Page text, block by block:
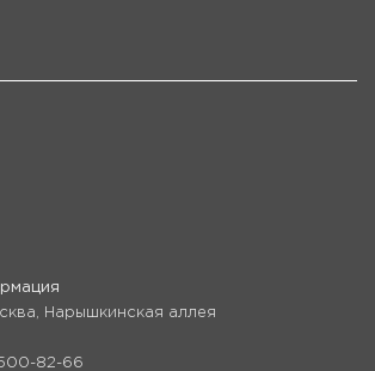
Нарышкинская аллея
82-66